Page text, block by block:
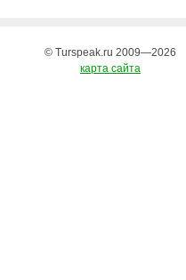
© Turspeak.ru 2009—2026
карта сайта